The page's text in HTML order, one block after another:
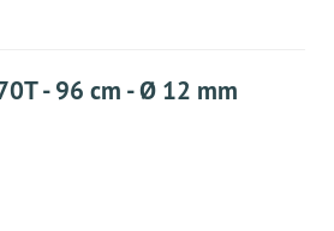
- 96 cm - Ø 12 mm